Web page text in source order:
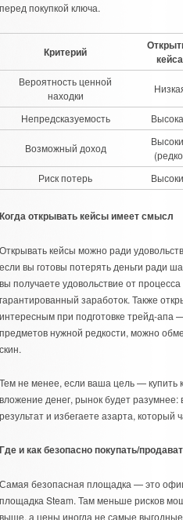
покупкой ключа.
Критерий
кейса
Вероятность ценной
находки
Непредсказуемость
Возможный доход
Риск потерь
открывать кейсы имеет смысл
кейсы можно ради
вы готовы потерять деньги ради
получаете удовольствие от
заработок. Также
при подготовке трейд-апа
нужной редкости, можно
не менее, если ваша цель — купить
денег, рынок будет разумнее:
и избегаете азарта, который
и как безопасно покупать/
безопасная площадка — это
Steam. Там меньше рисков
а цены иногда не самые